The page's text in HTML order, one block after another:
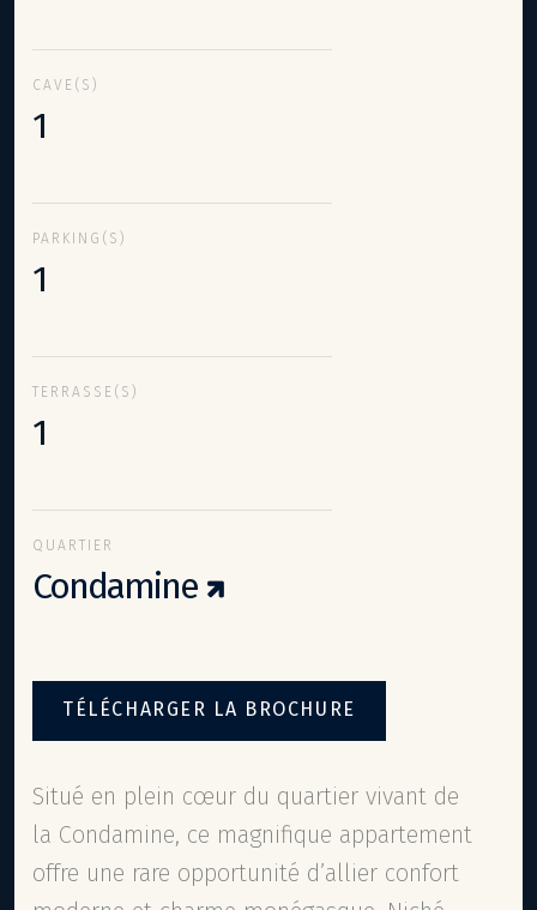
CAVE(S)
1
PARKING(S)
1
TERRASSE(S)
1
QUARTIER
Condamine
TÉLÉCHARGER LA BROCHURE
Situé en plein cœur du quartier vivant de
la Condamine, ce magnifique appartement
offre une rare opportunité d’allier confort